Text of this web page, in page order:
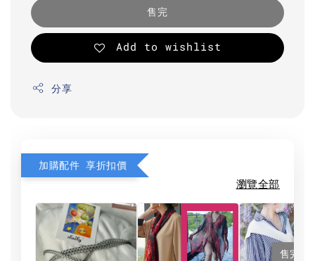
售完
Add to wishlist
分享
加購配件 享折扣價
瀏覽全部
售完